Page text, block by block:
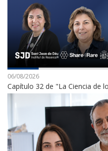
06/08/2026
Capítulo 32 de "La Ciencia de